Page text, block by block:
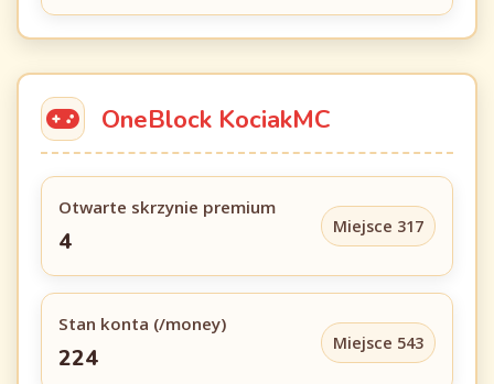
OneBlock KociakMC
Otwarte skrzynie premium
4
Miejsce 317
Stan konta (/money)
224
Miejsce 543